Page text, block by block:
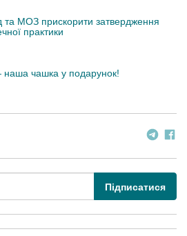
МОЗ прискорити затвердження
практики
чашка у подарунок!
Підписатися